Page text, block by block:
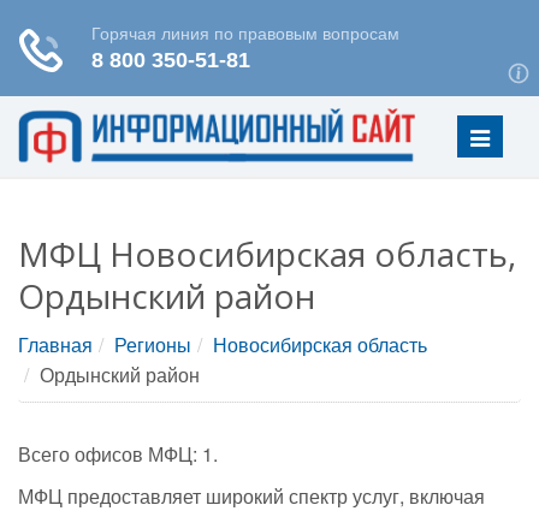
Меню
МФЦ Новосибирская область,
Ордынский район
Главная Регионы
Новосибирская область
Ордынский район
Всего офисов МФЦ: 1.
МФЦ предоставляет широкий спектр услуг, включая